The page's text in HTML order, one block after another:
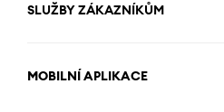
SLUŽBY ZÁKAZNÍKŮM
MOBILNÍ APLIKACE